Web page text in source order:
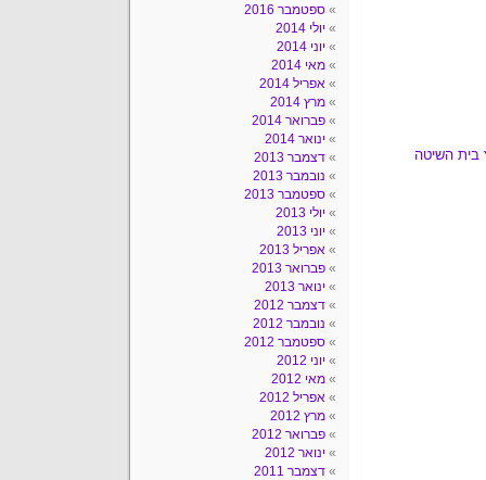
בית השיטה
ספטמבר 2016
יולי 2014
יוני 2014
מאי 2014
אפריל 2014
מרץ 2014
פברואר 2014
ינואר 2014
דצמבר 2013
נובמבר 2013
ספטמבר 2013
יולי 2013
יוני 2013
אפריל 2013
פברואר 2013
ינואר 2013
דצמבר 2012
נובמבר 2012
ספטמבר 2012
יוני 2012
מאי 2012
אפריל 2012
מרץ 2012
פברואר 2012
ינואר 2012
דצמבר 2011